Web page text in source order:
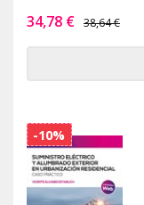
34,78 € 38,64 €
-10%